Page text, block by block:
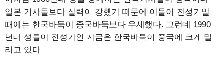
일본 기사들보다 실력이 강했기 때문에 이들이 전성기일
때에는 한국바둑이 중국바둑보다 우세했다. 그런데 1990
년대 생들이 전성기인 지금은 한국바둑이 중국에 크게 밀
리고 있다.